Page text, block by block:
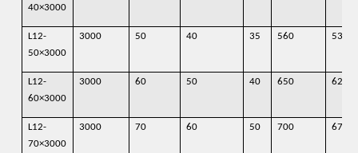
40×3000
L12-
50×3000
3000 50 40 35 560 530
L12-
60×3000
3000 60 50 40 650 620
L12-
70×3000
3000 70 60 50 700 670